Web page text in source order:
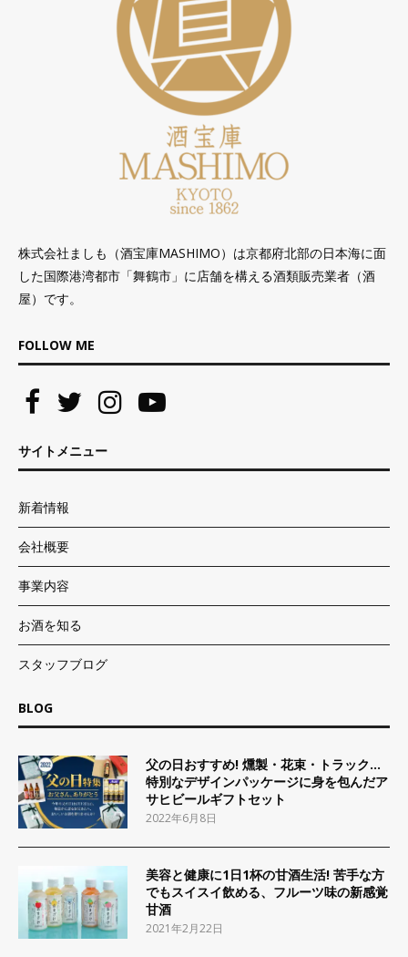
株式会社ましも（酒宝庫MASHIMO）は京都府北部の日本海に面
した国際港湾都市「舞鶴市」に店舗を構える酒類販売業者（酒
屋）です。
FOLLOW ME
サイトメニュー
新着情報
会社概要
事業内容
お酒を知る
スタッフブログ
BLOG
父の日おすすめ! 燻製・花束・トラック…
特別なデザインパッケージに身を包んだア
サヒビールギフトセット
2022年6月8日
美容と健康に1日1杯の甘酒生活! 苦手な方
でもスイスイ飲める、フルーツ味の新感覚
甘酒
2021年2月22日